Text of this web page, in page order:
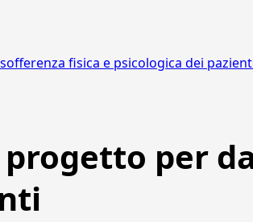
fisica e psicologica dei
progetto per